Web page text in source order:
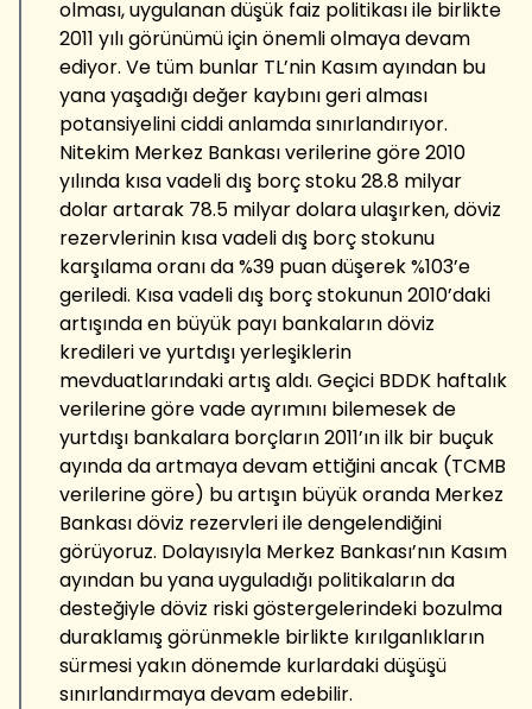
olması, uygulanan düşük faiz politikası ile birlikte
2011 yılı görünümü için önemli olmaya devam
ediyor. Ve tüm bunlar TL’nin Kasım ayından bu
yana yaşadığı değer kaybını geri alması
potansiyelini ciddi anlamda sınırlandırıyor.
Nitekim Merkez Bankası verilerine göre 2010
yılında kısa vadeli dış borç stoku 28.8 milyar
dolar artarak 78.5 milyar dolara ulaşırken, döviz
rezervlerinin kısa vadeli dış borç stokunu
karşılama oranı da %39 puan düşerek %103’e
geriledi. Kısa vadeli dış borç stokunun 2010’daki
artışında en büyük payı bankaların döviz
kredileri ve yurtdışı yerleşiklerin
mevduatlarındaki artış aldı. Geçici BDDK haftalık
verilerine göre vade ayrımını bilemesek de
yurtdışı bankalara borçların 2011’ın ilk bir buçuk
ayında da artmaya devam ettiğini ancak (TCMB
verilerine göre) bu artışın büyük oranda Merkez
Bankası döviz rezervleri ile dengelendiğini
görüyoruz. Dolayısıyla Merkez Bankası’nın Kasım
ayından bu yana uyguladığı politikaların da
desteğiyle döviz riski göstergelerindeki bozulma
duraklamış görünmekle birlikte kırılganlıkların
sürmesi yakın dönemde kurlardaki düşüşü
sınırlandırmaya devam edebilir.